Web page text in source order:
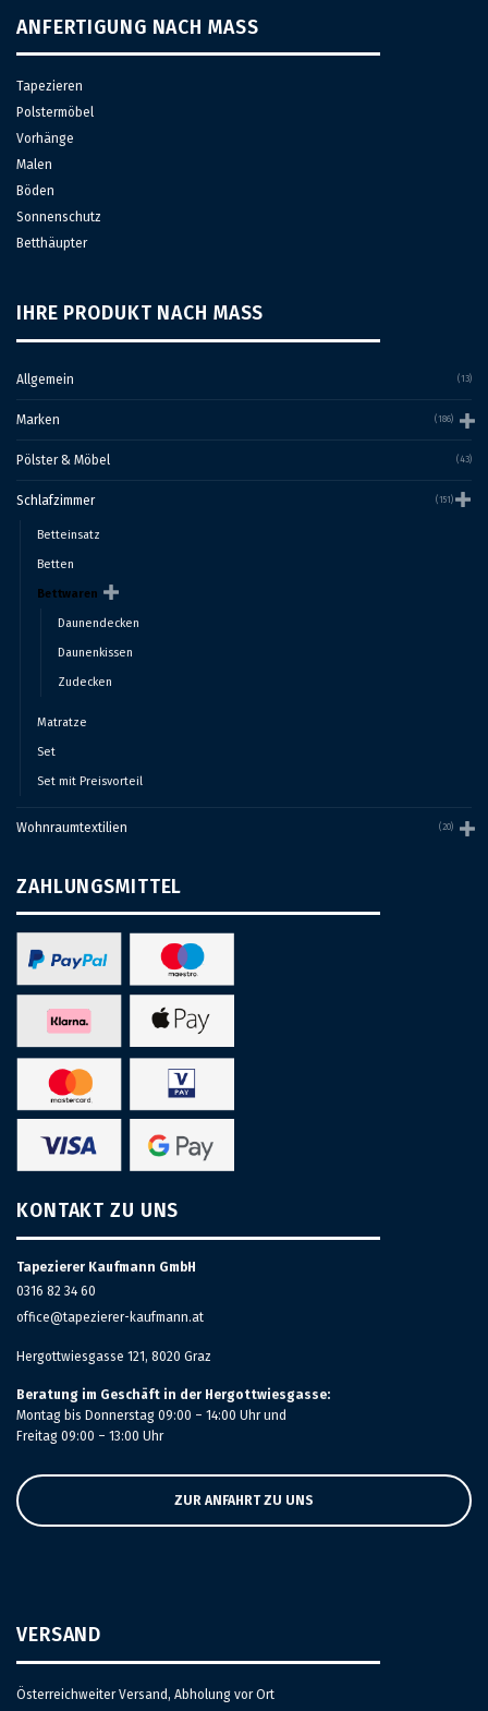
ANFERTIGUNG NACH MASS
Tapezieren
Polstermöbel
Vorhänge
Malen
Böden
Sonnenschutz
Betthäupter
IHRE PRODUKT NACH MASS
Allgemein (13)
Marken (186)
Pölster & Möbel (43)
Schlafzimmer (151)
Betteinsatz
Betten
Bettwaren
Daunendecken
Daunenkissen
Zudecken
Matratze
Set
Set mit Preisvorteil
Wohnraumtextilien (20)
ZAHLUNGSMITTEL
KONTAKT ZU UNS
Tapezierer Kaufmann GmbH
0316 82 34 60
office@tapezierer-kaufmann.at
Hergottwiesgasse 121, 8020 Graz
Beratung im Geschäft in der Hergottwiesgasse:
Montag bis Donnerstag 09:00 – 14:00 Uhr und
Freitag 09:00 – 13:00 Uhr
ZUR ANFAHRT ZU UNS
VERSAND
Österreichweiter Versand, Abholung vor Ort